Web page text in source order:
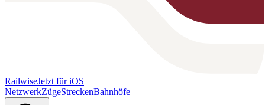
RailwiseJetzt für iOS
NetzwerkZügeStreckenBahnhöfe